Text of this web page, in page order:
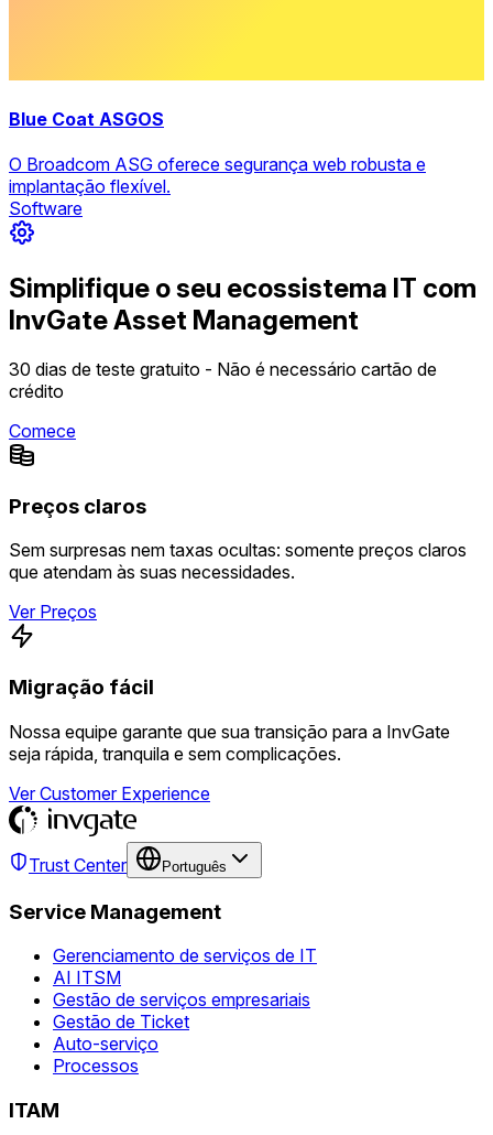
Blue Coat ASGOS
O Broadcom ASG oferece segurança web robusta e
implantação flexível.
Software
Simplifique o seu ecossistema IT com
InvGate Asset Management
30 dias de teste gratuito - Não é necessário cartão de
crédito
Comece
Preços claros
Sem surpresas nem taxas ocultas: somente preços claros
que atendam às suas necessidades.
Ver Preços
Migração fácil
Nossa equipe garante que sua transição para a InvGate
seja rápida, tranquila e sem complicações.
Ver Customer Experience
Trust Center Português
Service Management
Gerenciamento de serviços de IT
AI ITSM
Gestão de serviços empresariais
Gestão de Ticket
Auto-serviço
Processos
ITAM